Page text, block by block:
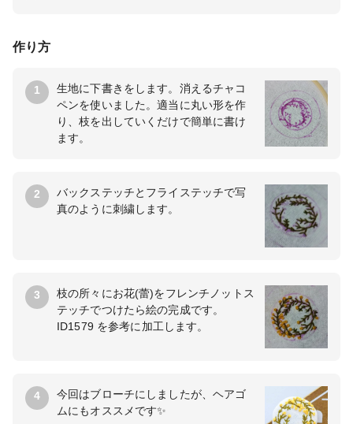
作り方
1
生地に下書きをします。消えるチャコ
ペンを使いました。適当に丸い形を作
り、枝を出していくだけで簡単に書け
ます。
2
バックステッチとフライステッチで写
真のように刺繍します。
3
枝の所々にお花(蕾)をフレンチノットス
テッチでつけたら絵の完成です。
ID1579 を参考に加工します。
4
今回はブローチにしましたが、ヘアゴ
ムにもオススメです✨